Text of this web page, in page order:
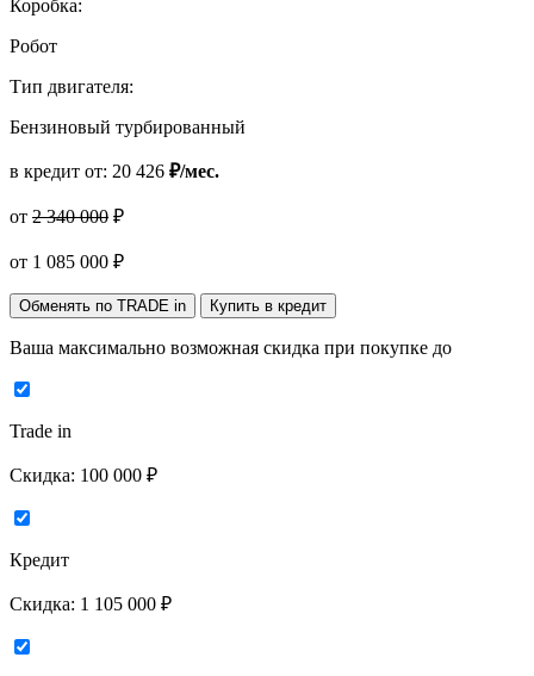
Коробка:
Робот
Тип двигателя:
Бензиновый турбированный
в кредит от: 20 426 ₽/мес.
от 2 340 000 ₽
от 1 085 000 ₽
Обменять по TRADE in Купить в кредит
Ваша максимально возможная скидка при покупке до
Trade in
Скидка: 100 000 ₽
Кредит
Скидка: 1 105 000 ₽